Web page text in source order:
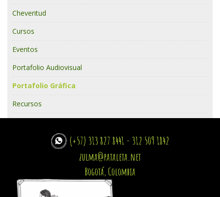
Cheveritud
Cursos
Eventos
Portafolio Audiovisual
Portafolio Gráfica
Recursos
(+57) 313 827 8441 - 312 509 1842
zulma@pataleta.net
Bogotá, Colombia